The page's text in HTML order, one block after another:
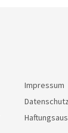
Impressum